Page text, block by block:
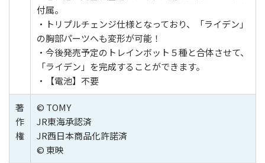
付属。
・トリプルチェンジ仕様となっており、「ライデン」
の胸部パーツへも変形が可能！
・今後発売予定のトレインボット５種と合体させて、
「ライデン」を完成することができます。
・【電池】不要
著
作
権
© TOMY
JR東海承認済
JR西日本商品化許諾済
© 東映